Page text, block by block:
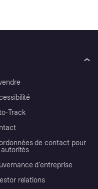
Track
de contact pour
autorités
d’entreprise
relations